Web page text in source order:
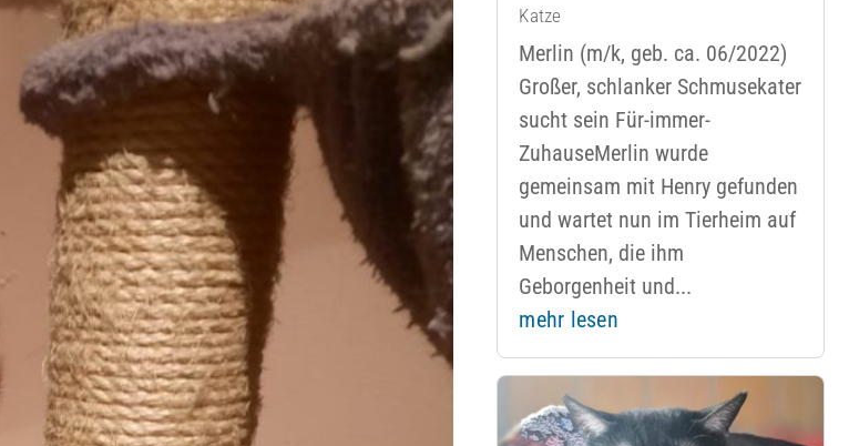
Katze
Merlin (m/k, geb. ca. 06/2022)
Großer, schlanker Schmusekater
sucht sein Für-immer-
ZuhauseMerlin wurde
gemeinsam mit Henry gefunden
und wartet nun im Tierheim auf
Menschen, die ihm
Geborgenheit und...
mehr lesen